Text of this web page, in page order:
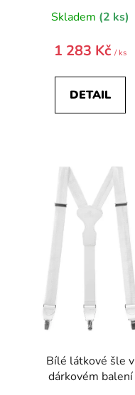
Skladem (2 ks)
1 283 Kč / ks
DETAIL
Bílé látkové šle v
dárkovém balení